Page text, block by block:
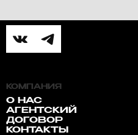
КОМПАНИЯ
О НАС
АГЕНТСКИЙ
ДОГОВОР
КОНТАКТЫ